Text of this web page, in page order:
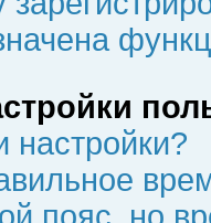
настройки?